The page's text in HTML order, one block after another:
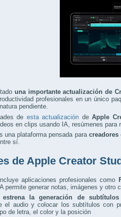
una importante actualización de
profesionales en un único
pendiente.
de esta actualización deApple
en clips usando IA, resúmenes
una plataforma pensada para
sí.
de Apple Creator
aplicaciones profesionales como
permite generar notas, imágenes y
la generación de
el audio y colocar los subtítulos con
de letra, el color y la posición